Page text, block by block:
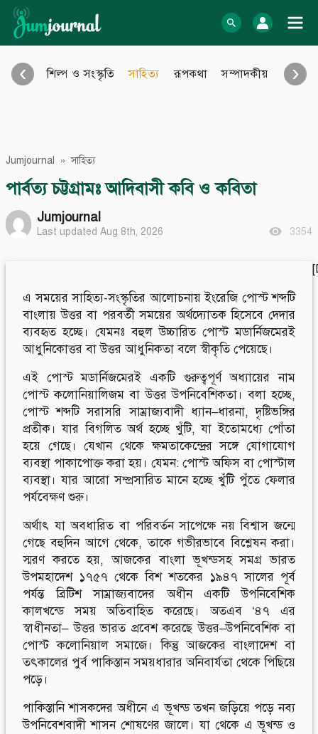
Skip
content
log In
Audio Archive
Learn more
About Us
Sitemap
Contact
Follow Us
Facebook
Twitter
Youtube
Google+
Instagram
Engage with us
Invite Jumjournal Team
Be a representative
Be a partner
Be a volunteer
শিল্প ও সংস্কৃতি সাহিত্য রূপকথা সম্পাদকীয় আইন
‹ ›
Jumjournal »সাহিত্য
পার্বত্য চট্টগ্রামঃ আদিবাসী কবি ও কবিতা
Jumjournal
Last updated Aug 8th, 2026 3354
এ সময়ের সাহিত্য-সংস্কৃতির আলোচনায় ইংরেজি পোস্ট শব্দটি
বাংলায় উত্তর বা পরবর্তী সময়ের অর্থদ্যোতক হিসেবে দেদার
ব্যবহৃত হচ্ছে। যেমনঃ বহুল উচ্চারিত পোস্ট মডার্নিজমেরই
আধুনিকোত্তর বা উত্তর আধুনিকতা বলে স্বীকৃতি পেয়েছে।
এই পোস্ট মডার্নিজমেরই একটি গুরুত্বপূর্ণ অধ্যায়ের নাম
পোস্ট কলোনিয়ালিজম বা উত্তর উপনিবেশিকতা। বলা হচ্ছে,
পোস্ট শব্দটি সরাসরি সাম্রাজ্যবাদী ধ্যান–ধারনা, দৃষ্টিভঙ্গির
প্রতীক। যার বিগলিত অর্থ হচ্ছে খুঁটি, যা ইতোমধ্যে পোঁতা
হয়ে গেছে। যেখান থেকে ক্ষমতাকেন্দ্রের সঙ্গে যোগাযোগ
ব্যবস্থা পাকাপোক্ত করা হয়। যেমন: পোস্ট অফিস বা পোস্টাল
ব্যবস্থা। যার আরো সম্প্রসারিত মানে হচ্ছে খুঁটি পুঁতে ফেলার
পর্যবেক্ষণ শুরু।
অর্থাৎ যা অবধারিত বা পরিবর্তন সাপেক্ষে নয় বিশ্বাস জন্মে
গেছে বহুদিন আগে থেকে, তাকে গভীরভাবে বিশ্লেষন করা।
স্মরণ করতে হয়, আজকের বাংলা ভূখন্ডসহ সমগ্র ভারত
উপমহাদেশ ১৭৫৭ থেকে বিশ শতকের ১৯৪৭ সালের পূর্ব
পর্যন্ত ব্রিটিশ সাম্রাজ্যবাদের অধীন একটি উপনিবেশিক
কালখন্ডে সময় অতিবাহিত করেছে। অতএব ‘৪৭ এর
স্বাধীনতা– উত্তর ভারত প্রবেশ করেছে উত্তর–উপনিবেশিক বা
পোস্ট কলোনিয়াল সমাজে। কিন্তু আজকের বাংলাদেশ বা
তৎকালের পুর্ব পাকিস্তান সময়ধারার অনিবার্যতা থেকে পিছিয়ে
পড়ে।
পাকিস্তানি শাসকদের অধীনে এ ভূখন্ড তখন জড়িয়ে পড়ে নব্য
উপনিবেশবাদী শাসন শোষণের জালে। যা থেকে এ ভূখন্ড ও